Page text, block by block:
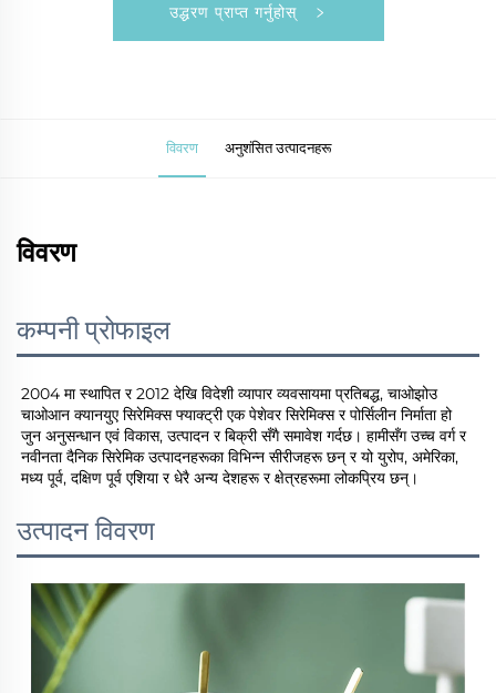
उद्धरण प्राप्त गर्नुहोस्
विवरण अनुशंसित उत्पादनहरू
विवरण
कम्पनी प्रोफाइल
2004 मा स्थापित र 2012 देखि विदेशी व्यापार व्यवसायमा प्रतिबद्ध, चाओझोउ
चाओआन क्यानयुए सिरेमिक्स फ्याक्ट्री एक पेशेवर सिरेमिक्स र पोर्सिलीन निर्माता हो
जुन अनुसन्धान एवं विकास, उत्पादन र बिक्री सँगै समावेश गर्दछ। हामीसँग उच्च वर्ग र
नवीनता दैनिक सिरेमिक उत्पादनहरूका विभिन्न सीरीजहरू छन् र यो युरोप, अमेरिका,
मध्य पूर्व, दक्षिण पूर्व एशिया र धेरै अन्य देशहरू र क्षेत्रहरूमा लोकप्रिय छन्।
उत्पादन विवरण